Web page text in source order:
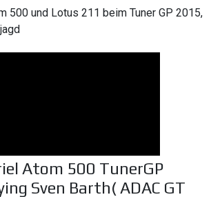
500 und Lotus 211 beim Tuner GP 2015,
Atom 500 TunerGP
Sven Barth( ADAC GT